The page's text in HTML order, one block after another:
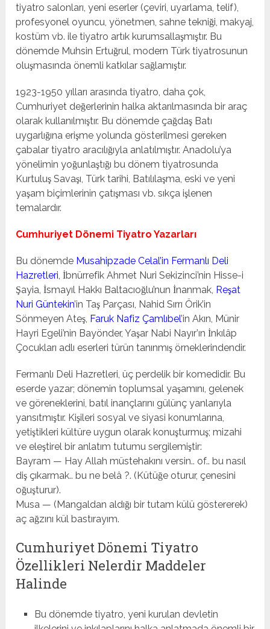
tiyatro salonları, yeni eserler (çeviri, uyarlama, telif),
profesyonel oyuncu, yönetmen, sahne tekniği, makyaj,
kostüm vb. ile tiyatro artık kurumsallaşmıştır. Bu
dönemde Muhsin Ertuğrul, modern Türk tiyatrosunun
oluşmasında önemli katkılar sağlamıştır.
1923-1950 yılları arasında tiyatro, daha çok,
Cumhuriyet değerlerinin halka aktarılmasında bir araç
olarak kullanılmıştır. Bu dönemde çağdaş Batı
uygarlığına erişme yolunda gösterilmesi gereken
çabalar tiyatro aracılığıyla anlatılmıştır. Anadolu’ya
yönelimin yoğunlaştığı bu dönem tiyatrosunda
Kurtuluş Savaşı, Türk tarihi, Batılılaşma, eski ve yeni
yaşam biçimlerinin çatışması vb. sıkça işlenen
temalardır.
Cumhuriyet Dönemi Tiyatro Yazarları
Bu dönemde Musahipzade Celal’in Fermanlı Deli
Hazretleri, İbnürrefik Ahmet Nuri Sekizinci’nin Hisse-i
Şayia, İsmayıl Hakkı Baltacıoğlu’nun İnanmak, Reşat
Nuri Güntekin’in Taş Parçası, Nahid Sırrı Örik’in
Sönmeyen Ateş, Faruk Nafiz Çamlıbel’in Akın, Münir
Hayri Egeli’nin Bayönder, Yaşar Nabi Nayır’ın İnkılâp
Çocukları adlı eserleri türün tanınmış örneklerindendir.
Fermanlı Deli Hazretleri, üç perdelik bir komedidir. Bu
eserde yazar; dönemin toplumsal yaşamını, gelenek
ve göreneklerini, batıl inançlarını gülünç yanlarıyla
yansıtmıştır. Kişileri sosyal ve siyasi konumlarına,
yetiştikleri kültüre uygun olarak konuşturmuş; mizahi
ve eleştirel bir anlatım tutumu sergilemiştir:
Bayram — Hay Allah müstehakını versin.. of.. bu nasıl
diş çıkarmak.. bu ne belâ ?. (Kütüğe oturur, çenesini
oğuşturur).
Musa — (Mangaldan aldığı bir tutam külü göstererek)
aç ağzını kül bastırayım.
Cumhuriyet Dönemi Tiyatro
Özellikleri Nelerdir Maddeler
Halinde
Bu dönemde tiyatro, yeni kurulan devletin